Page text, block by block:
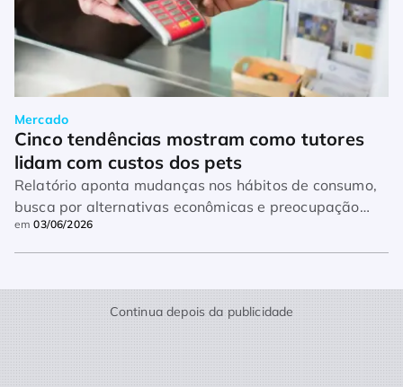
Mercado
Cinco tendências mostram como tutores
lidam com custos dos pets
Relatório aponta mudanças nos hábitos de consumo,
busca por alternativas econômicas e preocupação
crescente com despesas
em03/06/2026
Continua depois da publicidade